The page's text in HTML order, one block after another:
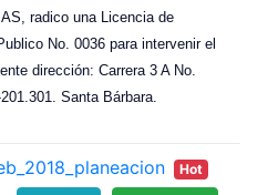
radico una Licencia de
No. 0036 para intervenir el
dirección: Carrera 3 A No.
Santa Bárbara.
Hot